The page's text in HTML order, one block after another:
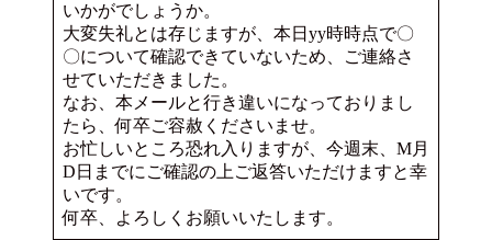
いかがでしょうか。
大変失礼とは存じますが、本日yy時時点で〇
〇について確認できていないため、ご連絡さ
せていただきました。
なお、本メールと行き違いになっておりまし
たら、何卒ご容赦くださいませ。
お忙しいところ恐れ入りますが、今週末、M月
D日までにご確認の上ご返答いただけますと幸
いです。
何卒、よろしくお願いいたします。